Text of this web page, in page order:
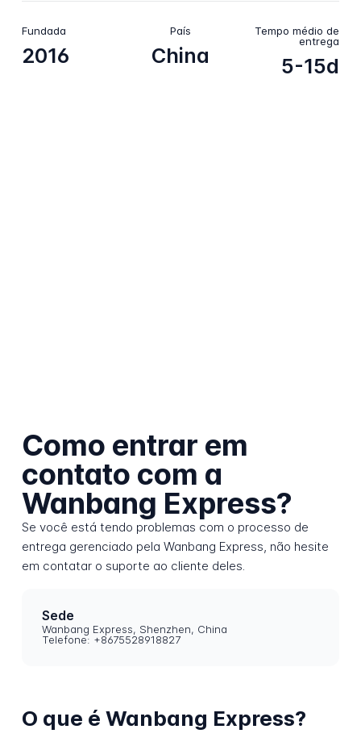
Fundada
2016
País
China
Tempo médio de
entrega
5-15d
Como entrar em
contato com a
Wanbang Express?
Se você está tendo problemas com o processo de
entrega gerenciado pela Wanbang Express, não hesite
em contatar o suporte ao cliente deles.
Sede
Wanbang Express, Shenzhen, China
Telefone: +8675528918827
O que é Wanbang Express?